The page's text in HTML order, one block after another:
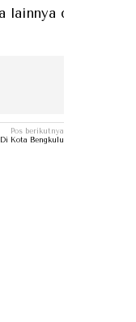
di kategori berita...
Pos berikutnya
Kota Bengkulu